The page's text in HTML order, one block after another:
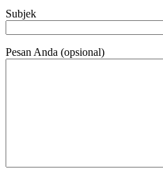
Subjek
Pesan Anda (opsional)